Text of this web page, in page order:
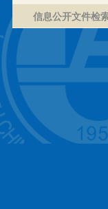
信息公开文件检